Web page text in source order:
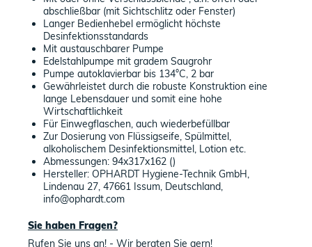
abschließbar (mit Sichtschlitz oder Fenster)
Langer Bedienhebel ermöglicht höchste
Desinfektionsstandards
Mit austauschbarer Pumpe
Edelstahlpumpe mit gradem Saugrohr
Pumpe autoklavierbar bis 134°C, 2 bar
Gewährleistet durch die robuste Konstruktion eine
lange Lebensdauer und somit eine hohe
Wirtschaftlichkeit
Für Einwegflaschen, auch wiederbefüllbar
Zur Dosierung von Flüssigseife, Spülmittel,
alkoholischem Desinfektionsmittel, Lotion etc.
Abmessungen: 94x317x162 ()
Hersteller: OPHARDT Hygiene-Technik GmbH,
Lindenau 27, 47661 Issum, Deutschland,
info@ophardt.com
Sie haben Fragen?
Rufen Sie uns an! - Wir beraten Sie gern!